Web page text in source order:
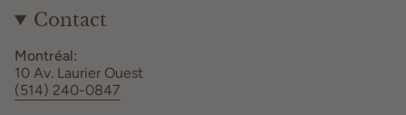
Contact
Montréal:
10 Av. Laurier Ouest
(514) 240-0847